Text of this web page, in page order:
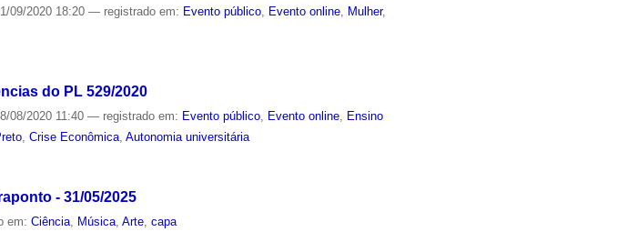
09/2020 18:20— registrado em: Evento público Evento online Mulher,
do PL 529/2020
08/2020 11:40— registrado em: Evento público, Evento online, Ensino
,Crise Econômica,Autonomia universitária
- 31/05/2025
em:Ciência, Música,Arte,capa